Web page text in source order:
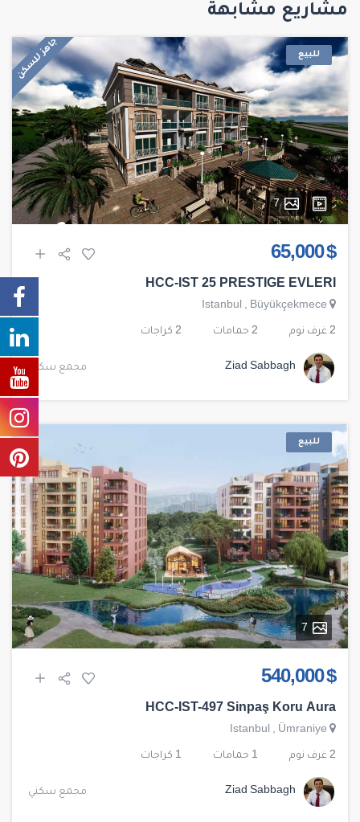
مشاريع مشابهة
للبيع جاهز للسكن
7
$ 65,000
HCC-IST 25 PRESTIGE EVLERI
Istanbul , Büyükçekmece
2 غرف نوم 2 حمامات 2 كراجات
Ziad Sabbagh مجمع سكني
للبيع
7
$ 540,000
HCC-IST-497 Sinpaş Koru Aura
Istanbul , Ümraniye
2 غرف نوم 1 حمامات 1 كراجات
Ziad Sabbagh مجمع سكني